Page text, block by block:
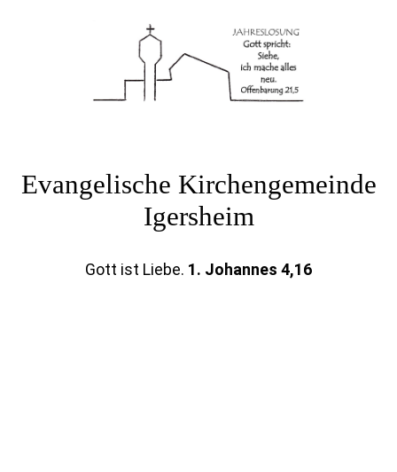
Evangelische Kirchengemeinde
Igersheim
Gott ist Liebe. 1. Johannes 4,16